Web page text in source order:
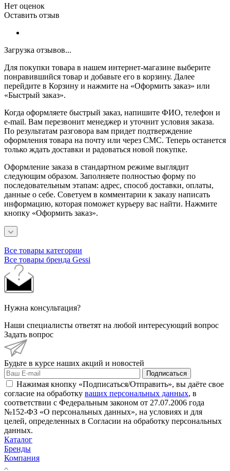
Нет оценок
Оставить отзыв
Загрузка отзывов...
Для покупки товара в нашем интернет-магазине выберите
понравившийся товар и добавьте его в корзину. Далее
перейдите в Корзину и нажмите на «Оформить заказ» или
«Быстрый заказ».
Когда оформляете быстрый заказ, напишите ФИО, телефон и
e-mail. Вам перезвонит менеджер и уточнит условия заказа.
По результатам разговора вам придет подтверждение
оформления товара на почту или через СМС. Теперь останется
только ждать доставки и радоваться новой покупке.
Оформление заказа в стандартном режиме выглядит
следующим образом. Заполняете полностью форму по
последовательным этапам: адрес, способ доставки, оплаты,
данные о себе. Советуем в комментарии к заказу написать
информацию, которая поможет курьеру вас найти. Нажмите
кнопку «Оформить заказ».
Все товары категории
Все товары бренда Gessi
Нужна консультация?
Наши специалисты ответят на любой интересующий вопрос
Задать вопрос
Будьте в курсе наших акций и новостей
Подписаться
Нажимая кнопку «Подписаться/Отправить», вы даёте свое
согласие на обработку ваших персональных данных, в
соответствии с Федеральным законом от 27.07.2006 года
№152-ФЗ «О персональных данных», на условиях и для
целей, определенных в Согласии на обработку персональных
данных.
Каталог
Бренды
Компания